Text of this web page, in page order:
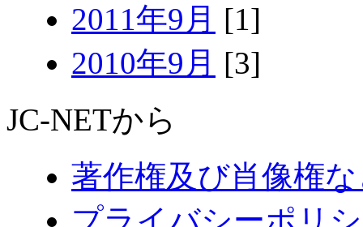
2011年9月 [1]
2010年9月 [3]
JC-NETから
著作権及び肖像権
プライバシーポリ